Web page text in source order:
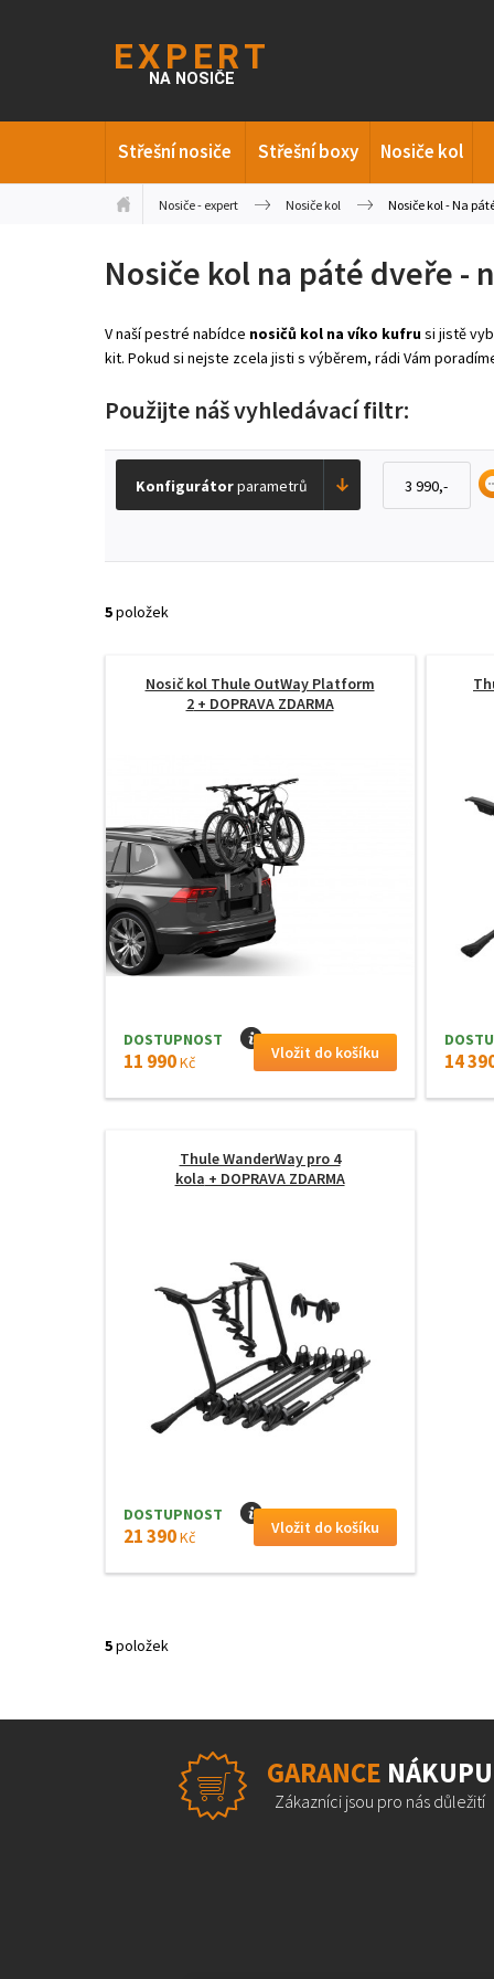
Střešní nosiče Střešní boxy Nosiče kol
Nosiče - expert Nosiče kol Nosiče kol - Na
Nosiče kol na páté dveře -
V naší pestré nabídce nosičů kol na víko kufrusi jistě
kit. Pokud si nejste zcela jisti s výběrem, rádi Vám
Použijte náš vyhledávací filtr:
Konfigurátorparametrů
5položek
Nosič kol Thule OutWay Platform
2+ DOPRAVA ZDARMA
DOSTUPNOST I
11 990Kč 14
Thule WanderWay pro 4
kola + DOPRAVA ZDARMA
DOSTUPNOST I
21 390Kč
5položek
GARANCE NÁKUPU
Zákazníci jsou pro nás důležití